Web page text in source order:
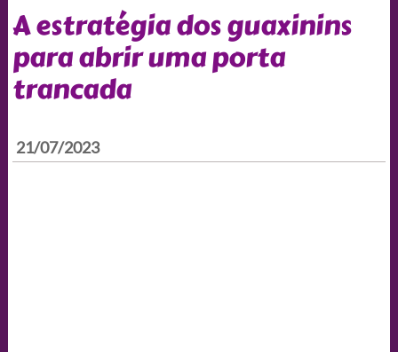
A estratégia dos guaxinins
para abrir uma porta
trancada
21/07/2023